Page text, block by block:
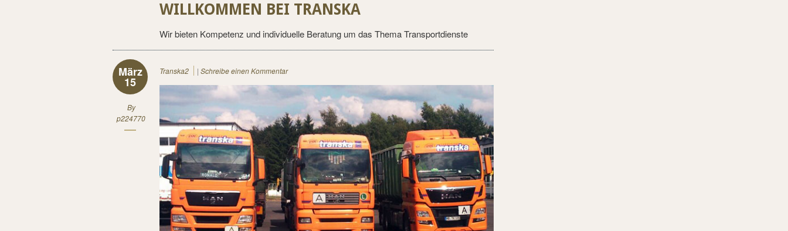
WILLKOMMEN BEI TRANSKA
Wir bieten Kompetenz und individuelle Beratung um das Thema Transportdienste
März
15
By
p224770
Transka2 | Schreibe einen Kommentar